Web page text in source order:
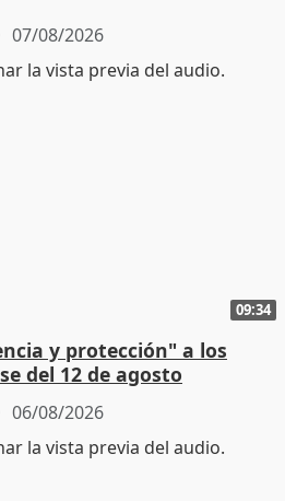
07/08/2026
09:34
y protección" a los
del 12 de agosto
06/08/2026